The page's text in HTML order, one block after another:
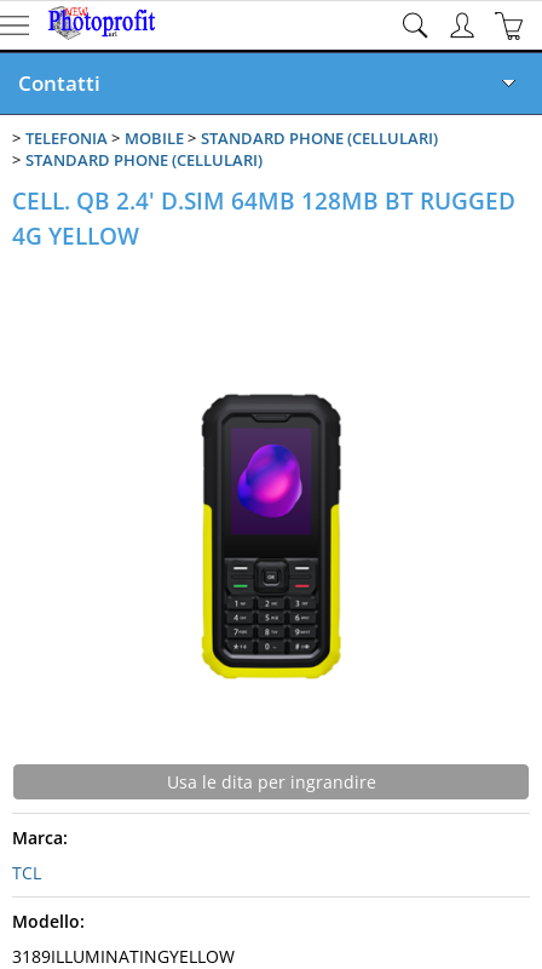
Home page
Contatti
Privacy
TELEFONIA MOBILE
STANDARD PHONE (CELLULARI)
STANDARD PHONE (CELLULARI)
CELL. QB 2.4' D.SIM 64MB 128MB BT RUGGED
4G YELLOW
Usa le dita per ingrandire
Marca:
TCL
Modello:
3189ILLUMINATINGYELLOW